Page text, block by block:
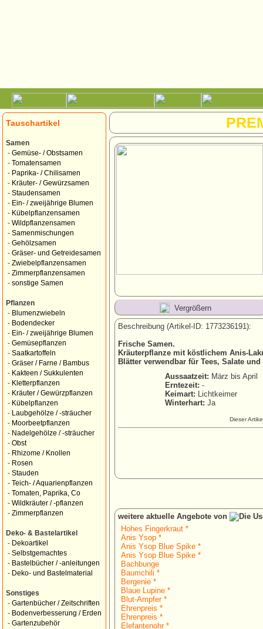
Tauschartikel
Samen
- Gemüse- / Obstsamen
- Tomatensamen
- Paprika- / Chilisamen
- Kräuter- / Gewürzsamen
- Staudensamen
- Ein- / zweijährige Blumen
- Kübelpflanzensamen
- Wildpflanzensamen
- Samenmischungen
- Gehölzsamen
- Gräser- und Getreidesamen
- Zwiebelpflanzensamen
- Zimmerpflanzensamen
- sonstige Samen
Pflanzen
- Blumenzwiebeln
- Bodendecker
- Ein- / zweijährige Blumen
- Gemüsepflanzen
- Saatkartoffeln
- Gräser / Farne / Bambus
- Kakteen / Sukkulenten
- Kletterpflanzen
- Kräuter / Gewürzpflanzen
- Kübelpflanzen
-
Laubgehölze / -sträucher
- Moorbeetpflanzen
- Nadelgehölze / -sträucher
- Obst
- Rhizome / Knollen
- Rosen
- Stauden
- Teich- / Aquarienpflanzen
- Tomaten, Paprika, Co
- Wildkräuter / -pflanzen
- Zimmerpflanzen
Deko- & Bastelartikel
- Dekoartikel
- Selbstgemachtes
- Bastelbücher / -anleitungen
- Deko- und Bastelmaterial
Sonstiges
- Gartenbücher / Zeitschriften
- Bodenverbesserung / Erden
- Gartenzubehör
Vergrößern
Beschreibung (Artikel-ID: 1773236191):
Frische Samen.
Kräuterpflanze mit köstlichem Anis-
Blätter verwendbar für Tees, Salate
Aussaatzeit: März bis April
Erntezeit: -
Keimart: Lichtkeimer
Winterhart: Ja
Dieser
weitere aktuelle Angebote von
Hohes Fingerkraut *
Anis Ysop *
Anis Ysop Blue Spike *
Anis Ysop Blue Spike *
Bachbunge
Baumchili *
Bergenie *
Blaue Lupine *
Blut-Ampfer *
Ehrenpreis *
Ehrenpreis *
Elefantenohr *